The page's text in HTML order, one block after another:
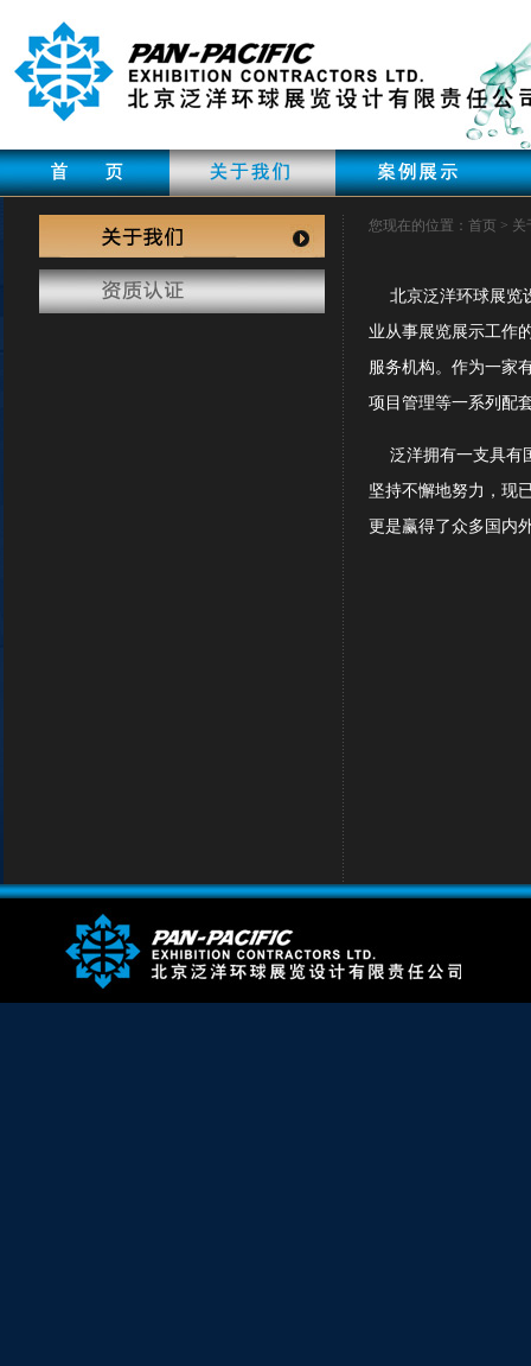
您现在的位置：首页 > 关
北京泛洋环球展览
业从事展览展示工作
服务机构。作为一家
项目管理等一系列配
泛洋拥有一支具有
坚持不懈地努力，现
更是赢得了众多国内